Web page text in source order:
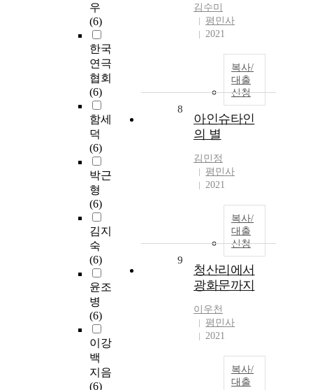
우
(6)
한국
연극
협회
(6)
함세
덕
(6)
박근
형
(6)
김지
숙
(6)
윤조
병
(6)
이강
백
지음
(6)
김수미
평민사
2021
복사/
대출
신청
8
아인슈타인
의 별
김민정
평민사
2021
복사/
대출
신청
9
청산리에서
광화문까지
이우천
평민사
2021
복사/
대출